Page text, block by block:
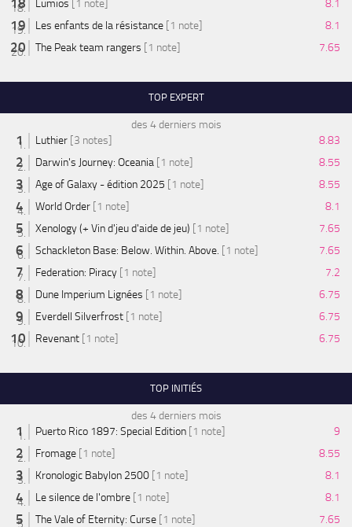
Lumios [1 note]
8.1
Les enfants de la résistance [1 note]
8.1
The Peak team rangers [1 note] 7.65
TOP EXPERT
des 4 derniers mois
Luthier [3 notes]
8.83
Darwin's Journey: Oceania [1 note]
8.55
Age of Galaxy - édition 2025 [1 note]
8.55
World Order [1 note]
8.1
Xenology (+ Vin d'jeu d'aide de jeu) [1 note]
7.65
Schackleton Base: Below. Within. Above. [1 note]
7.65
Federation: Piracy [1 note]
7.2
Dune Imperium Lignées [1 note]
6.75
Everdell Silverfrost [1 note]
6.75
Revenant [1 note] 6.75
TOP INITIÉS
des 4 derniers mois
Puerto Rico 1897: Special Edition [1 note]
9
Fromage [1 note]
8.55
Kronologic Babylon 2500 [1 note]
8.1
Le silence de l'ombre [1 note]
8.1
The Vale of Eternity: Curse [1 note]
7.65